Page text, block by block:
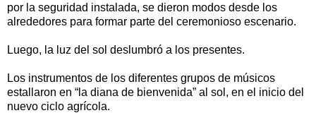
por la seguridad instalada, se dieron modos desde los
alrededores para formar parte del ceremonioso escenario.
Luego, la luz del sol deslumbró a los presentes.
Los instrumentos de los diferentes grupos de músicos
estallaron en “la diana de bienvenida” al sol, en el inicio del
nuevo ciclo agrícola.